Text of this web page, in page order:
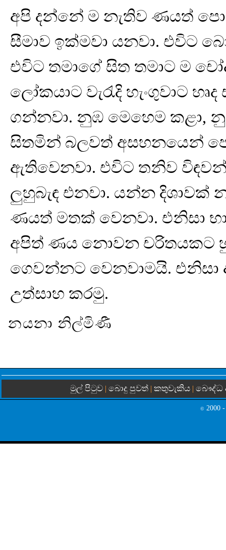
අපි දන්නේ ම නැතිව ණයත්
සීමාව ඉක්මවා යනවා. එවිට
එවිට තමාගේ සිත තමාට ම
ලෝකයාට වැරැදි හැංගුවාට
ගන්නවා. නුඹ මෙහෙම කළා,
සිතමින් බලවත් අසහනයෙන්
ඇතිවෙනවා. එවිට තනිව
ලුහුබැඳ එනවා. යන්න දිශාවක්
ණයත් මතක් වෙනවා. එනිසා
අපිත් ණය නොවන චරිතයකට
ගෙවන්නට වෙනවාමයි.
උත්සාහ කරමු.
නයනා නිල්මිණී
මුල් පිටුව | බොදු පුවත් | කතුවැකිය | බෞද්ධ
© 2000